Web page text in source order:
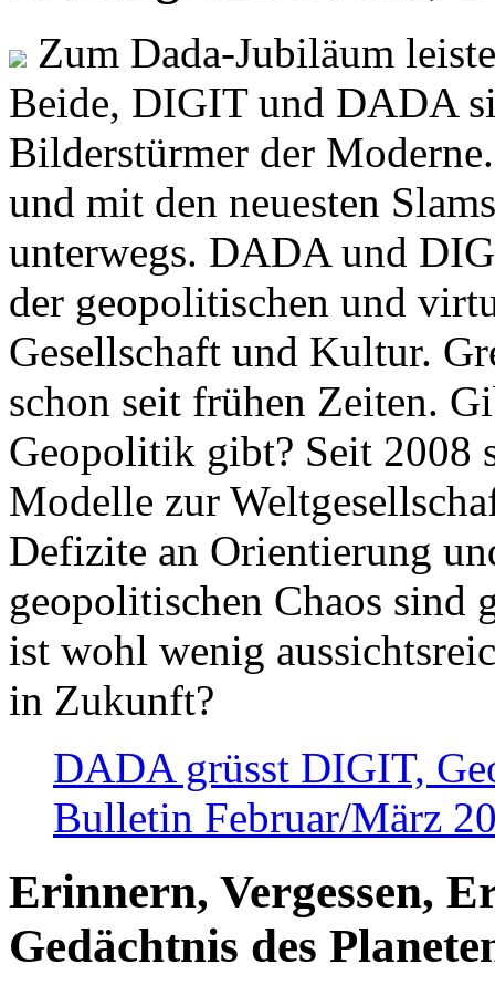
Zum Dada-Jubiläum
Beide, DIGIT und DADA
Bilderstürmer der
und mit den neuesten
unterwegs. DADA und
der geopolitischen und
Gesellschaft und Kultur.
schon seit frühen Zeiten.
Geopolitik gibt? Seit 2008
Modelle zur
Defizite an Orientierung
geopolitischen Chaos sind
ist wohl wenig
in Zukunft?
DADA grüsst DIGIT,
Bulletin Februar/März
Erinnern, Vergessen,
Gedächtnis des